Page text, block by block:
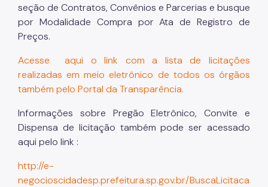
seção de Contratos, Convênios e Parcerias e busque
por Modalidade Compra por Ata de Registro de
Preços.
Acesse aqui o link com a lista de licitações
realizadas em meio eletrônico de todos os órgãos
também pelo Portal da Transparência.
Informações sobre Pregão Eletrônico, Convite e
Dispensa de licitação também pode ser acessado
aqui pelo link :
http://e-
negocioscidadesp.prefeitura.sp.gov.br/BuscaLicitaca